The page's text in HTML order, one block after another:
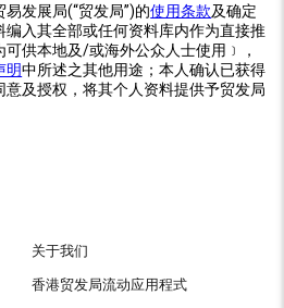
发展局(“贸发局”)的使用条款及确定
入其全部或任何资料库内作为直接推
供本地及/或海外公众人士使用﹞，
明中所述之其他用途；本人确认已获得
及授权，将其个人资料提供予贸发局
关于我们
香港贸发局流动应用程式